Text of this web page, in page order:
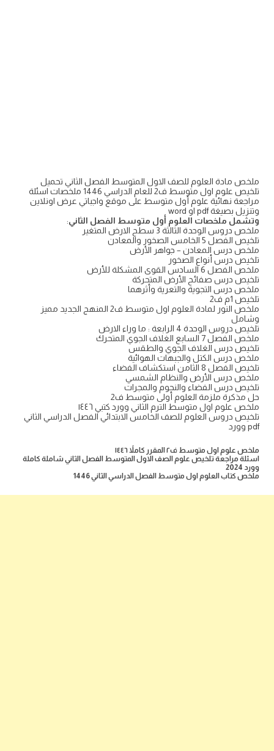
ملخص مادة العلوم للصف الاول المتوسط الفصل الثاني تحميل
تلخيص علوم اول متوسط ف2 للعام الدراسي 1446 ملخصات اسئلة
مراجعة نهائية علوم أول متوسط على موقع واجباتي عرض اونلاين
وتنزيل بصيغة pdf او word
وتشمل ملخصات العلوم أول متوسط الفصل الثاني:
ملخص دروس الوحدة الثالثة 3 سطح الارض المتغير
تلخيص الفصل 5 الخامس الصخور والمعادن
ملخص درس المعادن – جواهر الأرض
تلخيص درس أنواع الصخور
ملخص الفصل 6 السادس القوى المشكلة للأرض
تلخيص درس صفائح الأرض المتحركة
ملخص درس التجوية والتعرية وأثرهما
تلخيص 1م ف2
ملخص النور لمادة العلوم اول متوسط ف2 المنهج الجديد مميز
وشامل
تلخيص دروس الوحدة 4 الرابعة : ما وراء الارض
ملخص الفصل 7 السابع الغلاف الجوي المتحرك
تلخيص درس الغلاف الجوي والطقس
ملخص درس الكتل والجبهات الهوائية
تلخيص الفصل 8 الثامن استكشاف الفضاء
ملخص درس الأرض والنظام الشمسي
تلخيص درس الفضاء والنجوم والمجرات
حل مذكرة ملزمة العلوم أولى متوسط ف2
ملخص علوم اول متوسط الترم الثاني وورد كتبي ١٤٤٦
تلخيص دروس العلوم للصف الخامس الابتدائي الفصل الدراسي الثاني
pdf وورد
ملخص علوم اول متوسط ف٢ المقرر كاملاً ١٤٤٦
اسئلة مراجعة تلخيص علوم الصف الاول المتوسط الفصل الثاني شاملة كاملة
وورد 2024
ملخص كتاب العلوم اول متوسط الفصل الدراسي الثاني 1446